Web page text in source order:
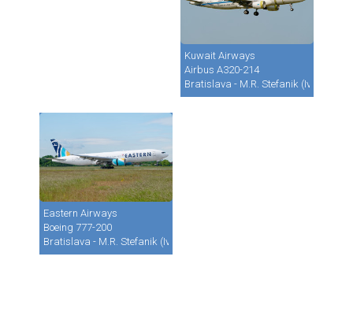
Kuwait Airways
Airbus A320-214
Bratislava - M.R. Stefanik (Ivanka)
Eastern Airways
Boeing 777-200
Bratislava - M.R. Stefanik (Ivanka) (BTS / LZIB)